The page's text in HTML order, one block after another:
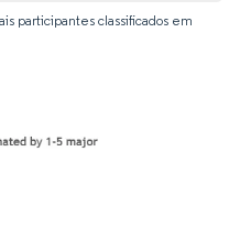
participantes classificados em